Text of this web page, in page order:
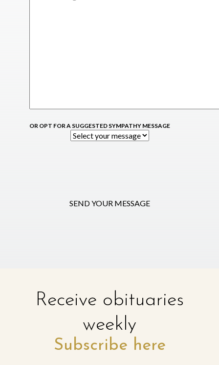
OR OPT FOR A SUGGESTED SYMPATHY MESSAGE
SEND YOUR MESSAGE
Receive obituaries
weekly
Subscribe here